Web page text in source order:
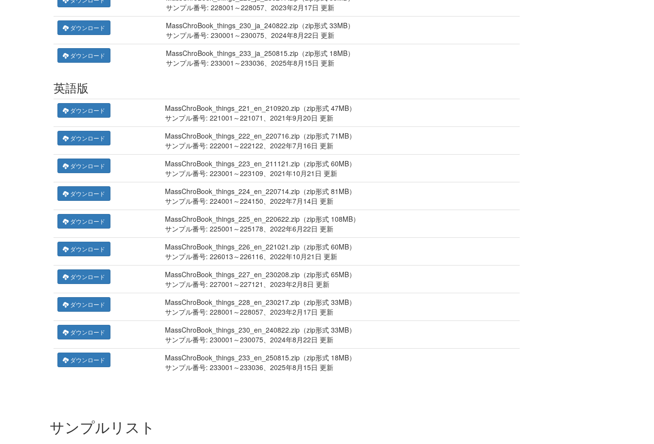
サンプル番号: 228001～228057、2023年2月17日 更新
ダウンロード
MassChroBook_things_230_ja_240822.zip（zip形式 33MB）
サンプル番号: 230001～230075、2024年8月22日 更新
ダウンロード
MassChroBook_things_233_ja_250815.zip（zip形式 18MB）
サンプル番号: 233001～233036、2025年8月15日 更新
英語版
ダウンロード
MassChroBook_things_221_en_210920.zip（zip形式 47MB）
サンプル番号: 221001～221071、2021年9月20日 更新
ダウンロード
MassChroBook_things_222_en_220716.zip（zip形式 71MB）
サンプル番号: 222001～222122、2022年7月16日 更新
ダウンロード
MassChroBook_things_223_en_211121.zip（zip形式 60MB）
サンプル番号: 223001～223109、2021年10月21日 更新
ダウンロード
MassChroBook_things_224_en_220714.zip（zip形式 81MB）
サンプル番号: 224001～224150、2022年7月14日 更新
ダウンロード
MassChroBook_things_225_en_220622.zip（zip形式 108MB）
サンプル番号: 225001～225178、2022年6月22日 更新
ダウンロード
MassChroBook_things_226_en_221021.zip（zip形式 60MB）
サンプル番号: 226013～226116、2022年10月21日 更新
ダウンロード
MassChroBook_things_227_en_230208.zip（zip形式 65MB）
サンプル番号: 227001～227121、2023年2月8日 更新
ダウンロード
MassChroBook_things_228_en_230217.zip（zip形式 33MB）
サンプル番号: 228001～228057、2023年2月17日 更新
ダウンロード
MassChroBook_things_230_en_240822.zip（zip形式 33MB）
サンプル番号: 230001～230075、2024年8月22日 更新
ダウンロード
MassChroBook_things_233_en_250815.zip（zip形式 18MB）
サンプル番号: 233001～233036、2025年8月15日 更新
サンプルリスト